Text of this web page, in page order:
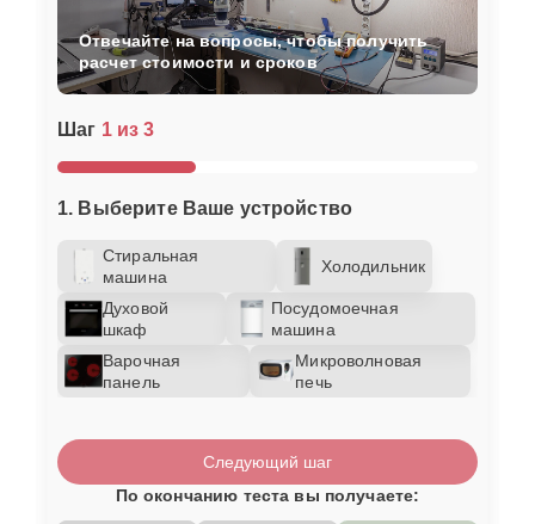
Шаг 1 из 3
1. Выберите Ваше устройство
Стиральная
машина
Холодильник
Духовой
шкаф
Посудомоечная
машина
Варочная
панель
Микроволновая
печь
Отвечайте на вопросы, чтобы получить
расчет стоимости и сроков
Следующий шаг
По окончанию теста вы получаете: